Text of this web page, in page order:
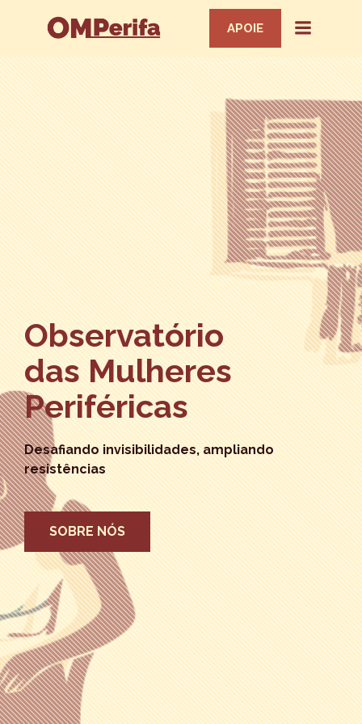
APOIE
Observatório
das Mulheres
Periféricas
Desafiando invisibilidades, ampliando
resistências
SOBRE NÓS